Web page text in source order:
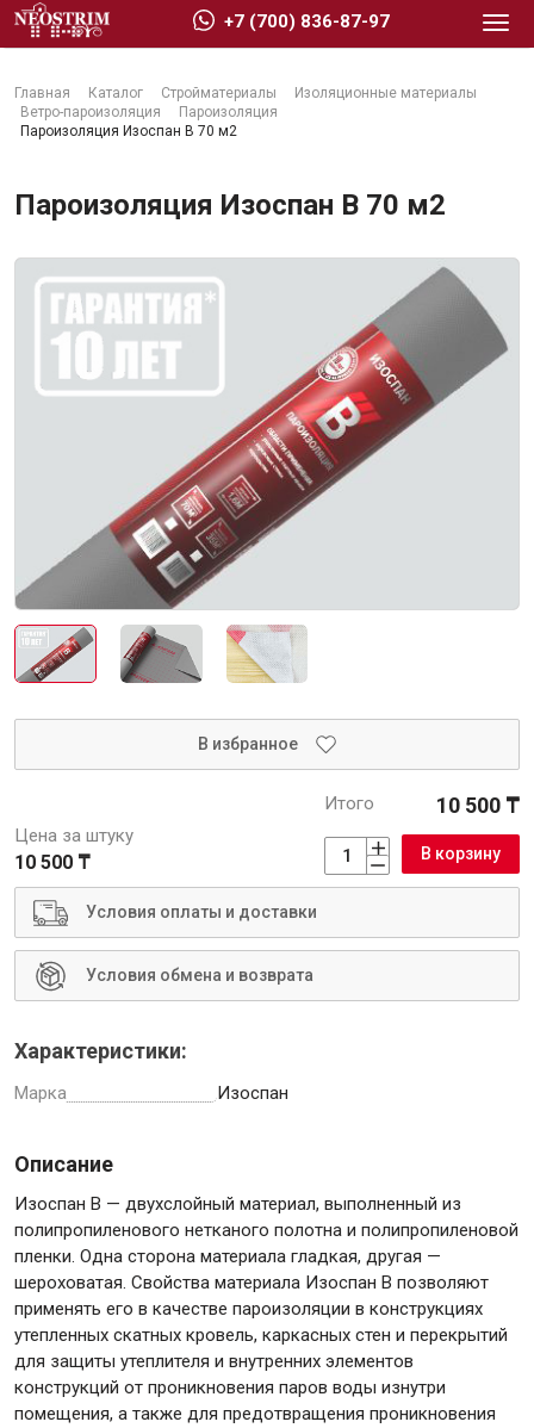
Главная Каталог Стройматериалы
Изоляционные материалы
Ветро-пароизоляция
Пароизоляция
Пароизоляция Изоспан B 70 м2
Пароизоляция Изоспан B 70 м2
В избранное
Цена за штуку
10 500 ₸
Итого 10 500 ₸
В корзину
Условия оплаты и доставки
Условия обмена и возврата
Характеристики:
Марка Изоспан
Описание
Изоспан В — двухслойный материал, выполненный из
полипропиленового нетканого полотна и полипропиленовой
пленки. Одна сторона материала гладкая, другая —
шероховатая. Свойства материала Изоспан B позволяют
применять его в качестве пароизоляции в конструкциях
утепленных скатных кровель, каркасных стен и перекрытий
для защиты утеплителя и внутренних элементов
конструкций от проникновения паров воды изнутри
помещения, а также для предотвращения проникновения
+7 (700) 836-87-97
Стройматериалы
Сухие строительные смеси
Гидроизоляция
Изоляционные материалы
Кровельные материалы
Интерьер и отделка
Лакокрасочные материалы
Герметики
Клеи, жидкие гвозди
Инженерные системы
Водоснабжение и водоотведение
Электро-оборудование
Инструменты
Малярный инструмент
Специализированный инструмент
Пистолеты для ремонта
Инструмент для штукатурно-отделочных работ
Ещё 2